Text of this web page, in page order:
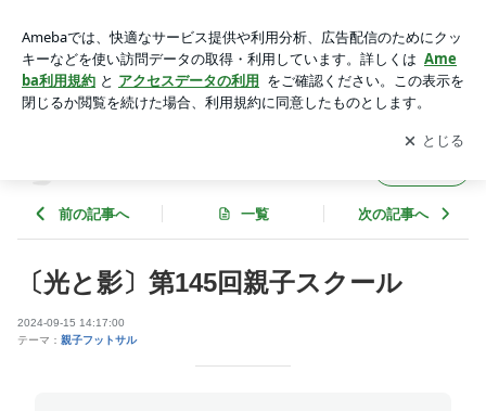
ラリな日々アプリをダウンロードして ブログの更新通知
を受け取りまし
ょう。
開く
前の記事へ 一覧 次の記事へ
〔光と影〕第145回親子スクール
2024-09-15 14:17:00
テーマ： 親子フットサル